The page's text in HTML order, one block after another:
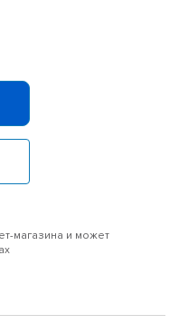
магазина и может